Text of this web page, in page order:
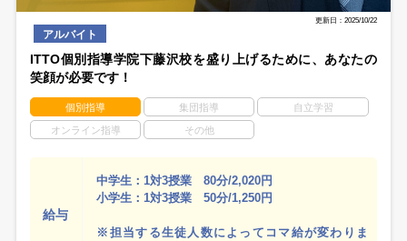
更新日：2025/10/22
アルバイト
ITTO個別指導学院下藤沢校を盛り上げるために、あなたの
笑顔が必要です！
個別指導 集団指導 自立学習
オンライン指導 その他
給与
中学生：1対3授業 80分/2,020円
小学生：1対3授業 50分/1,250円
※担当する生徒人数によってコマ給が変わりま